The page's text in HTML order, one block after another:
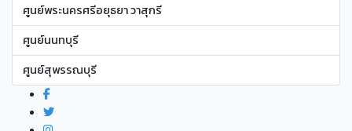
ศูนย์พระนครศรีอยุธยา วาสุกรี
ศูนย์นนทบุรี
ศูนย์สุพรรณบุรี